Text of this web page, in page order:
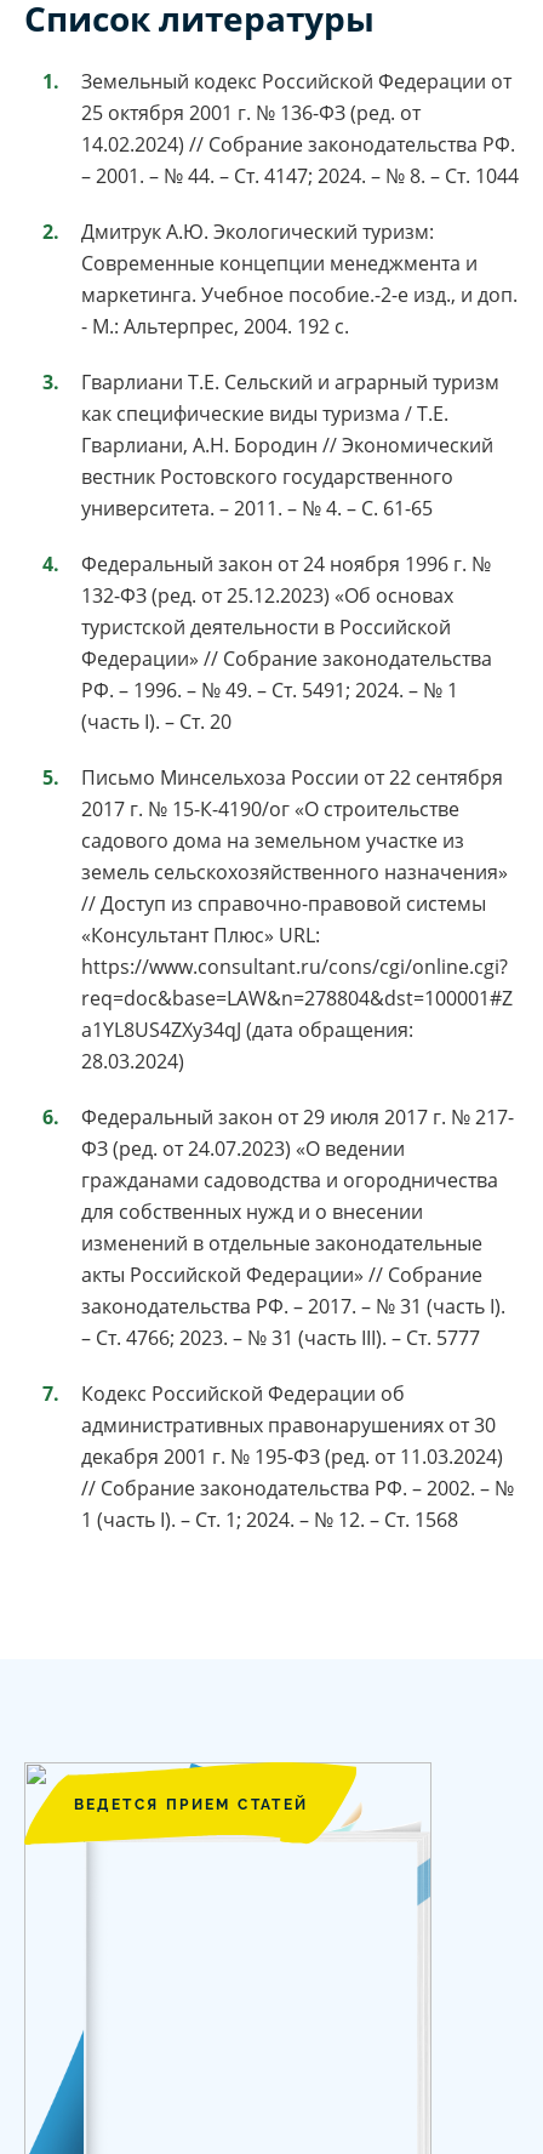
Список литературы
Земельный кодекс Российской Федерации от
25 октября 2001 г. № 136-ФЗ (ред. от
14.02.2024) // Собрание законодательства РФ.
– 2001. – № 44. – Ст. 4147; 2024. – № 8. – Ст. 1044
Дмитрук А.Ю. Экологический туризм:
Современные концепции менеджмента и
маркетинга. Учебное пособие.-2-е изд., и доп.
- М.: Альтерпрес, 2004. 192 с.
Гварлиани Т.Е. Сельский и аграрный туризм
как специфические виды туризма / Т.Е.
Гварлиани, А.Н. Бородин // Экономический
вестник Ростовского государственного
университета. – 2011. – № 4. – С. 61-65
Федеральный закон от 24 ноября 1996 г. №
132-ФЗ (ред. от 25.12.2023) «Об основах
туристской деятельности в Российской
Федерации» // Собрание законодательства
РФ. – 1996. – № 49. – Ст. 5491; 2024. – № 1
(часть I). – Ст. 20
Письмо Минсельхоза России от 22 сентября
2017 г. № 15-К-4190/ог «О строительстве
садового дома на земельном участке из
земель сельскохозяйственного назначения»
// Доступ из справочно-правовой системы
«Консультант Плюс» URL:
https://www.consultant.ru/cons/cgi/online.cgi?
req=doc&base=LAW&n=278804&dst=100001#Z
a1YL8US4ZXy34qJ (дата обращения:
28.03.2024)
Федеральный закон от 29 июля 2017 г. № 217-
ФЗ (ред. от 24.07.2023) «О ведении
гражданами садоводства и огородничества
для собственных нужд и о внесении
изменений в отдельные законодательные
акты Российской Федерации» // Собрание
законодательства РФ. – 2017. – № 31 (часть I).
– Ст. 4766; 2023. – № 31 (часть III). – Ст. 5777
Кодекс Российской Федерации об
административных правонарушениях от 30
декабря 2001 г. № 195-ФЗ (ред. от 11.03.2024)
// Собрание законодательства РФ. – 2002. – №
1 (часть I). – Ст. 1; 2024. – № 12. – Ст. 1568
ВЕДЕТСЯ ПРИЕМ СТАТЕЙ